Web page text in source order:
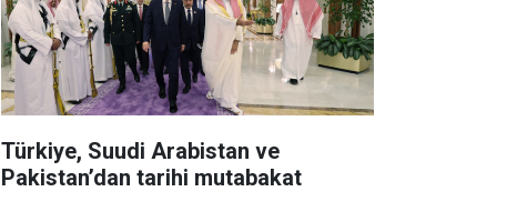
Türkiye, Suudi Arabistan ve
Pakistan’dan tarihi mutabakat